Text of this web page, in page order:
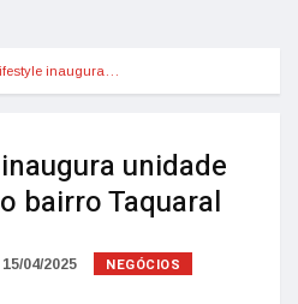
inaugura…
unidade
bairro Taquaral
15/04/2025 NEGÓCIOS